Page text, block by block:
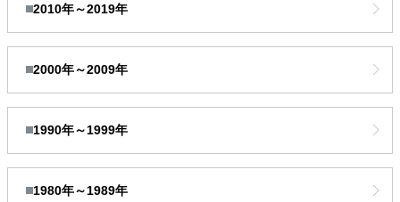
2010年～2019年
2000年～2009年
1990年～1999年
1980年～1989年